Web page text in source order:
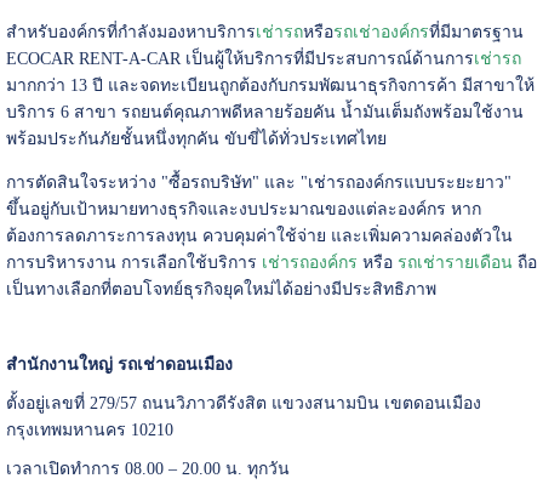
สำหรับองค์กรที่กำลังมองหาบริการเช่ารถหรือรถเช่าองค์กรที่มีมาตรฐาน
ECOCAR RENT-A-CAR เป็นผู้ให้บริการที่มีประสบการณ์ด้านการเช่ารถ
มากกว่า 13 ปี และจดทะเบียนถูกต้องกับกรมพัฒนาธุรกิจการค้า มีสาขาให้
บริการ 6 สาขา รถยนต์คุณภาพดีหลายร้อยคัน น้ำมันเต็มถังพร้อมใช้งาน
พร้อมประกันภัยชั้นหนึ่งทุกคัน ขับขี่ได้ทั่วประเทศไทย
การตัดสินใจระหว่าง "ซื้อรถบริษัท" และ "เช่ารถองค์กรแบบระยะยาว"
ขึ้นอยู่กับเป้าหมายทางธุรกิจและงบประมาณของแต่ละองค์กร หาก
ต้องการลดภาระการลงทุน ควบคุมค่าใช้จ่าย และเพิ่มความคล่องตัวใน
การบริหารงาน การเลือกใช้บริการ เช่ารถองค์กร หรือ รถเช่ารายเดือนถือ
เป็นทางเลือกที่ตอบโจทย์ธุรกิจยุคใหม่ได้อย่างมีประสิทธิภาพ
สำนักงานใหญ่ รถเช่าดอนเมือง
ตั้งอยู่เลขที่ 279/57 ถนนวิภาวดีรังสิต แขวงสนามบิน เขตดอนเมือง
กรุงเทพมหานคร 10210
เวลาเปิดทำการ 08.00 – 20.00 น. ทุกวัน